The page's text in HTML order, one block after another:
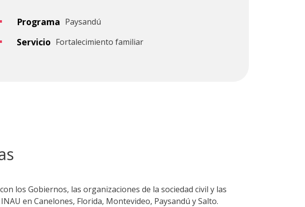
Programa Paysandú
Servicio Fortalecimiento familiar
los Gobiernos, las organizaciones de la sociedad civil y las
en Canelones, Florida, Montevideo, Paysandú y Salto.